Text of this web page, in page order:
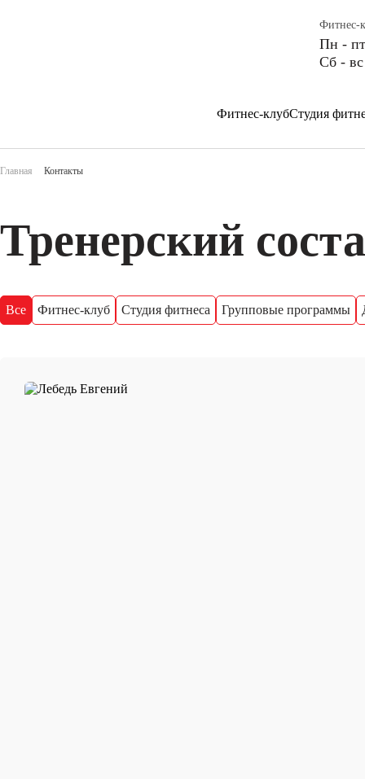
Фитнес-
Пн -
Сб -
Фитнес-клубСтудия
Главная Контакты
Тренерский
Все Фитнес-клуб Студия фитнеса Групповые программы